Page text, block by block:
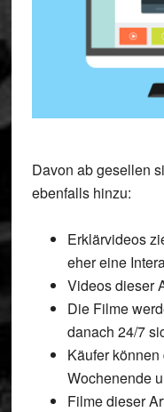
Davon ab gesellen
ebenfalls hinzu:
Erklärvideos
eher eine
Videos dieser
Die Filme
danach 24/7
Käufer
Wochenende
Filme dieser